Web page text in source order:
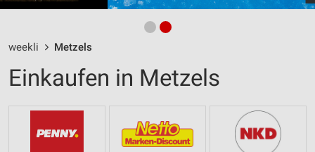
weekli Metzels
Einkaufen in Metzels